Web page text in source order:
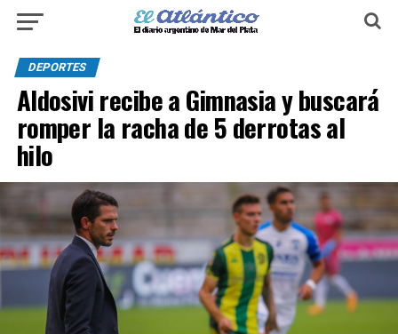
DEPORTES
Aldosivi recibe a Gimnasia y buscará
romper la racha de 5 derrotas al
hilo